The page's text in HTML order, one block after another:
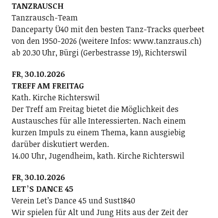
TANZRAUSCH
Tanzrausch-Team
Danceparty Ü40 mit den besten Tanz-Tracks querbeet
von den 1950-2026 (weitere Infos: www.tanzraus.ch)
ab 20.30 Uhr, Bürgi (Gerbestrasse 19), Richterswil
FR, 30.10.2026
TREFF AM FREITAG
Kath. Kirche Richterswil
Der Treff am Freitag bietet die Möglichkeit des
Austausches für alle Interessierten. Nach einem
kurzen Impuls zu einem Thema, kann ausgiebig
darüber diskutiert werden.
14.00 Uhr, Jugendheim, kath. Kirche Richterswil
FR, 30.10.2026
LETʼS DANCE 45
Verein Letʼs Dance 45 und Sust1840
Wir spielen für Alt und Jung Hits aus der Zeit der